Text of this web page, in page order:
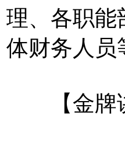
理、各职能
体财务人员
【金牌